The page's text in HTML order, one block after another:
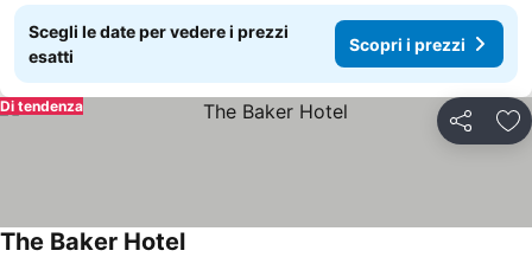
Scegli le date per vedere i prezzi
esatti
Scopri i prezzi
Condividi
Di tendenza
The Baker Hotel